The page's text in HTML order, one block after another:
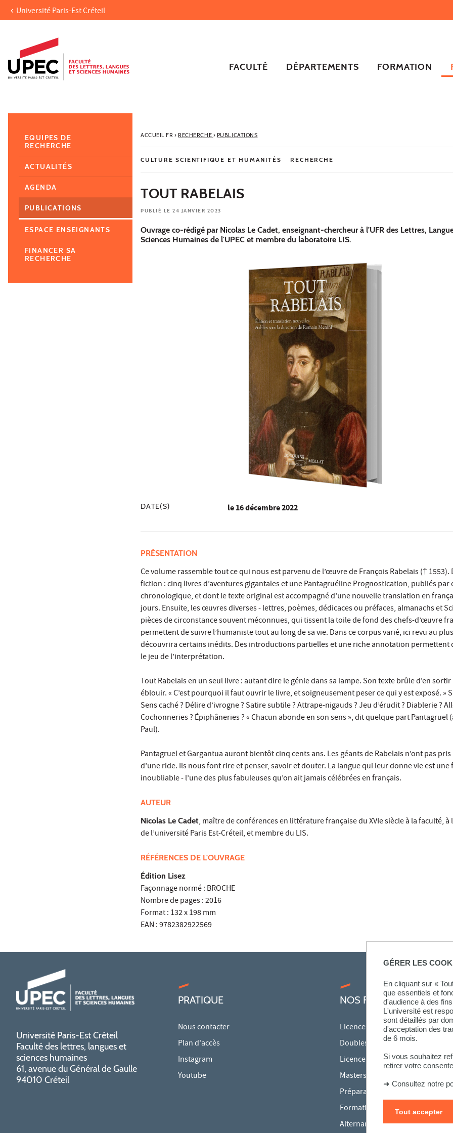
GÉRER LES
En cliquant sur «
que essentiels et
d'audience à des
L'université est
sont détaillés par
d'acceptation des
de 6 mois.
Si vous souhaitez
retirer votre
➜ Consultez notre
Tout accepter
Aller au contenu
Accès directs
Recherche
Navigation secondaire
Université Paris-Est Créteil
FACULTÉ DÉPARTEMENTS FORMATION
ACCUEIL FR› RECHERCHE › PUBLICATIONS
CULTURE SCIENTIFIQUE ET HUMANITÉS RECHERCHE
TOUT RABELAIS
PUBLIÉ LE 24 JANVIER 2023
Ouvrage co-rédigé par Nicolas Le Cadet, enseignant-chercheur à l'UFR des Lettres,
Sciences Humaines de l'UPEC et membre du laboratoire LIS.
DATE(S) le16 décembre 2022
PRÉSENTATION
Ce volume rassemble tout ce qui nous est parvenu de l’œuvre de François Rabelais († 1553).
fiction : cinq livres d’aventures gigantales et une Pantagruéline Prognostication, publiés par
chronologique, et dont le texte original est accompagné d’une nouvelle translation en
jours. Ensuite, les œuvres diverses ‒ lettres, poèmes, dédicaces ou préfaces, almanachs et
pièces de circonstance souvent méconnues, qui tissent la toile de fond des chefs-d’œuvre
permettent de suivre l’humaniste tout au long de sa vie. Dans ce corpus varié, ici revu au
découvrira certains inédits. Des introductions partielles et une riche annotation permettent
le jeu de l’interprétation.
Tout Rabelais en un seul livre : autant dire le génie dans sa lampe. Son texte brûle d’en
éblouir. « C’est pourquoi il faut ouvrir le livre, et soigneusement peser ce qui y est exposé. »
Sens caché ? Délire d’ivrogne ? Satire subtile ? Attrape-nigauds ? Jeu d’érudit ? Diablerie ?
Cochonneries ? Épiphâneries ? « Chacun abonde en son sens », dit quelque part Pantagruel
Paul).
Pantagruel et Gargantua auront bientôt cinq cents ans. Les géants de Rabelais n’ont pas pris
d’une ride. Ils nous font rire et penser, savoir et douter. La langue qui leur donne vie est une
inoubliable ‒ l’une des plus fabuleuses qu’on ait jamais célébrées en français.
AUTEUR
Nicolas Le Cadet, maître de conférences en littérature française du XVIe siècle à la faculté, à
de l’université Paris Est-Créteil, et membre du LIS.
RÉFÉRENCES DE L'OUVRAGE
Édition Lisez
Façonnage normé : BROCHE
Nombre de pages : 2016
Format : 132 x 198 mm
EAN : 9782382922569
EQUIPES DE
RECHERCHE
ACTUALITÉS
AGENDA
PUBLICATIONS
ESPACE ENSEIGNANTS
FINANCER SA
RECHERCHE
Université Paris-Est Créteil
Faculté des lettres, langues et
sciences humaines
61, avenue du Général de Gaulle
94010 Créteil
PRATIQUE
Nous contacter
Plan d'accès
Instagram
Youtube
NOS FORMATIONS
Licences
Doubles licences
Licences pro
Masters
Préparations aux concours
Formation continue
Alternance